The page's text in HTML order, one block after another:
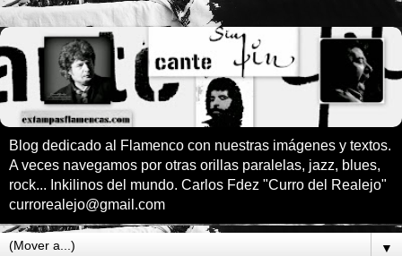
Blog dedicado al Flamenco con nuestras imágenes y textos.
A veces navegamos por otras orillas paralelas, jazz, blues,
rock... Inkilinos del mundo. Carlos Fdez "Curro del Realejo"
currorealejo@gmail.com
▼